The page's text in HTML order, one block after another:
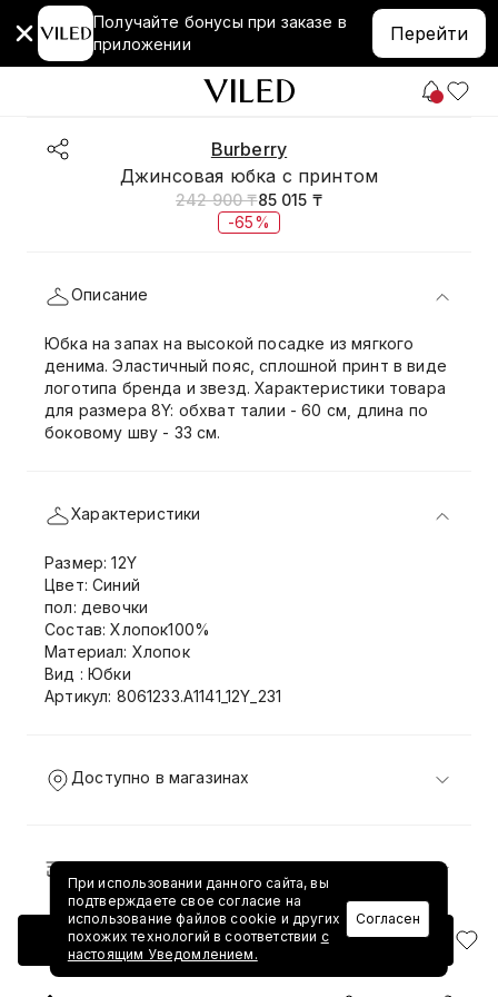
Получайте бонусы при заказе в
приложении
Перейти
Burberry
Джинсовая юбка с принтом
242 900 ₸85 015 ₸
-65%
Добавить в корзину
Описание
Юбка на запах на высокой посадке из мягкого
денима. Эластичный пояс, сплошной принт в виде
логотипа бренда и звезд. Характеристики товара
для размера 8Y: обхват талии - 60 см, длина по
боковому шву - 33 см.
Характеристики
Размер: 12Y
Цвет: Синий
пол: девочки
Состав: Хлопок100%
Материал: Хлопок
Вид : Юбки
Артикул: 8061233.A1141_12Y_231
Доступно в магазинах
Доставка и возврат
При использовании данного сайта, вы
подтверждаете свое согласие на
использование файлов cookie и других
похожих технологий в соответствии с
настоящим Уведомлением.
Согласен